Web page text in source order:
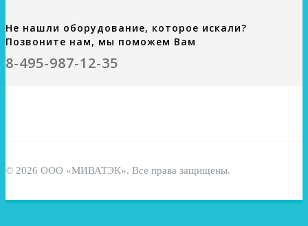
Не нашли оборудование, которое искали?
Позвоните нам, мы поможем Вам
8-495-987-12-35
© 2026 ООО «МИВАТЭК». Все права защищены.